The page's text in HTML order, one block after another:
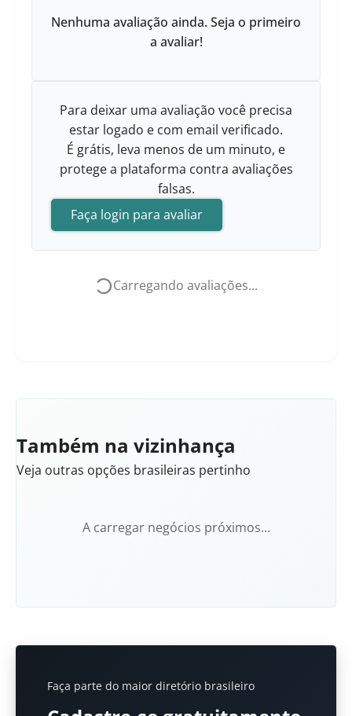
Nenhuma avaliação ainda. Seja o primeiro
a avaliar!
Para deixar uma avaliação você precisa
estar logado e com email verificado.
É grátis, leva menos de um minuto, e
protege a plataforma contra avaliações
falsas.
Faça login para avaliar
Carregando avaliações...
Também na vizinhança
Veja outras opções brasileiras pertinho
A carregar negócios próximos...
Faça parte do maior diretório brasileiro